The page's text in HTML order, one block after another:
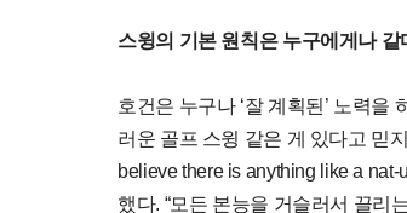
스윙의 기본 원칙은 누구에게나 같
호건은 누구나 ‘잘 계획된’ 노력
러운 골프 스윙 같은 게 있다고 믿
believe there is anything like a
했다. “모든 본능을 거슬러서 끌리